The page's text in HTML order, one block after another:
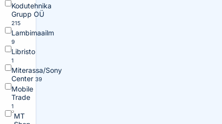
Kodutehnika
Grupp OÜ
215
Lambimaailm
9
Libristo
1
Miterassa/Sony
Center 39
Mobile
Trade
1
MT